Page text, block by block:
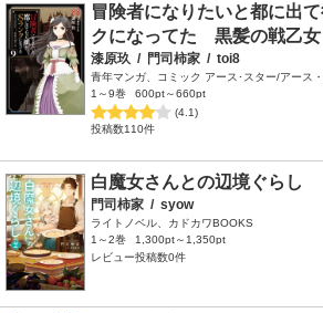
冒険者になりたいと都に出
クになってた 黒髪の戦乙女
漆原玖 / 門司柿家 / toi8
青年マンガ、コミック アース･スター/アース
1～9巻
600pt～660pt
(4.1)
投稿数110件
白魔女さんとの辺境ぐらし
門司柿家 / syow
ライトノベル、カドカワBOOKS
1～2巻
1,300pt～1,350pt
レビュー投稿数0件